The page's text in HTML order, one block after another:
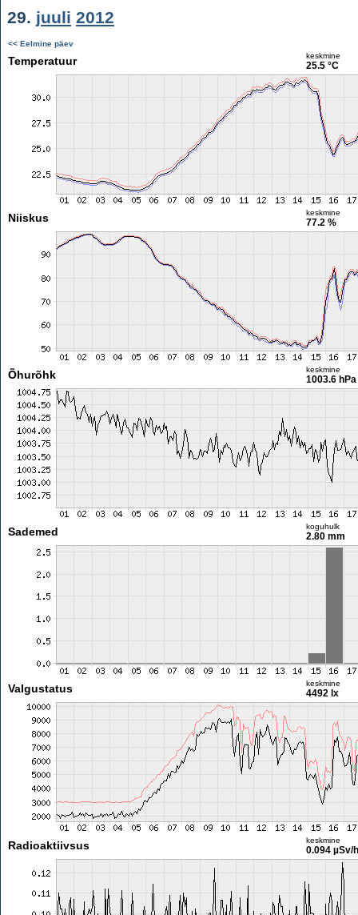
29. juuli 2012
<< Eelmine päev
Temperatuur keskmine
25.5 °C
Niiskus keskmine
77.2 %
Õhurõhk keskmine
1003.6 hPa
Sademed koguhulk
2.80 mm
Valgustatus keskmine
4492 lx
Radioaktiivsus keskmine
0.094 µSv/h